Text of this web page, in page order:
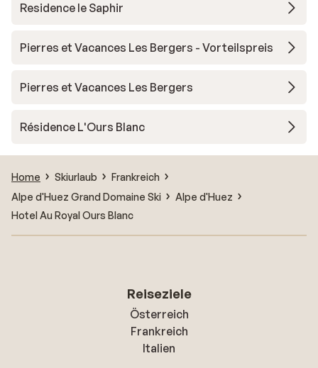
Residence le Saphir
Pierres et Vacances Les Bergers - Vorteilspreis
Pierres et Vacances Les Bergers
Résidence L'Ours Blanc
Home Skiurlaub
Frankreich
Alpe d'Huez Grand Domaine Ski
Alpe d'Huez
Hotel Au Royal Ours Blanc
Reiseziele
Österreich
Frankreich
Italien